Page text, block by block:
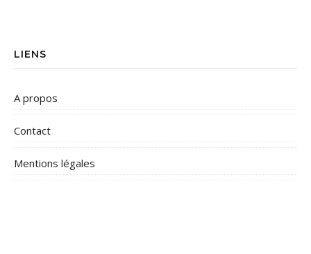
LIENS
A propos
Contact
Mentions légales